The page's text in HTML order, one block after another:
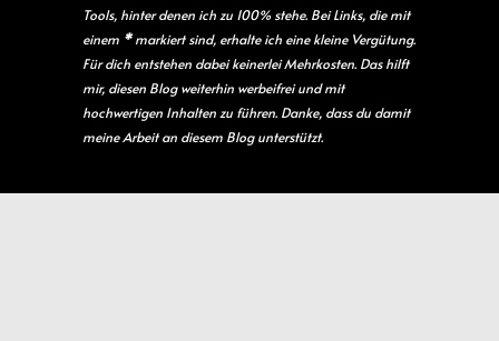
Tools, hinter denen ich zu 100% stehe. Bei Links, die mit
einem * markiert sind, erhalte ich eine kleine Vergütung.
Für dich entstehen dabei keinerlei Mehrkosten. Das hilft
mir, diesen Blog weiterhin werbeifrei und mit
hochwertigen Inhalten zu führen. Danke, dass du damit
meine Arbeit an diesem Blog unterstützt.